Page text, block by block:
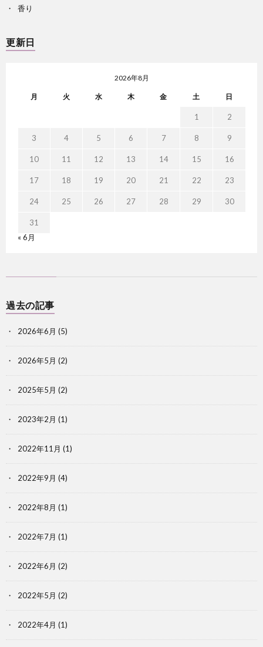
香り
更新日
2026年8月
月 火 水 木 金 土 日
1 2
3 4 5 6 7 8 9
10 11 12 13 14 15 16
17 18 19 20 21 22 23
24 25 26 27 28 29 30
31
« 6月
過去の記事
2026年6月 (5)
2026年5月 (2)
2025年5月 (2)
2023年2月 (1)
2022年11月 (1)
2022年9月 (4)
2022年8月 (1)
2022年7月 (1)
2022年6月 (2)
2022年5月 (2)
2022年4月 (1)